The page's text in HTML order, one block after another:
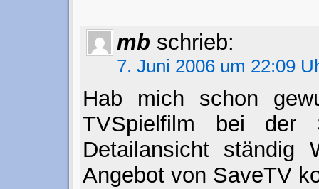
mb schrieb:
7. Juni 2006 um 22:09
Hab mich schon
TVSpielfilm bei der
Detailansicht ständig
Angebot von SaveTV